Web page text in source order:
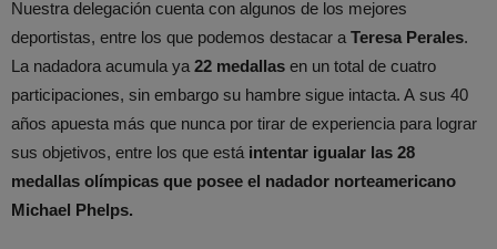
Nuestra delegación cuenta con algunos de los mejores
deportistas, entre los que podemos destacar aTeresa Perales.
La nadadora acumula ya22 medallas en un total de cuatro
participaciones, sin embargo su hambre sigue intacta. A sus 40
años apuesta más que nunca por tirar de experiencia para lograr
sus objetivos, entre los que está intentar igualar las 28
medallas olímpicas que posee el nadador norteamericano
Michael Phelps.